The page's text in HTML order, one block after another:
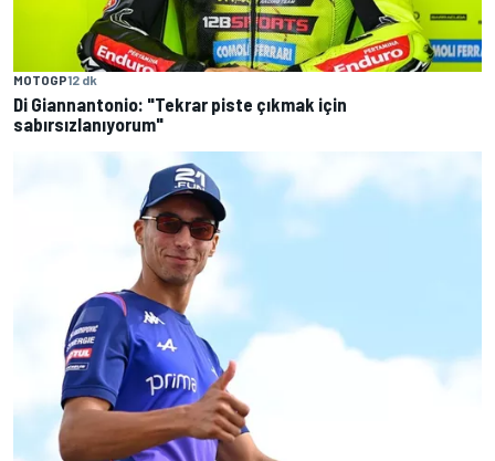
MOTOGP12 dk
Di Giannantonio: "Tekrar piste çıkmak için
sabırsızlanıyorum"